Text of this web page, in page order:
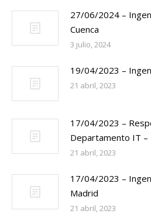
27/06/2024 –
Cuenca
3 julio, 2024
19/04/2023 –
21 abril, 2023
17/04/2023 –
Departamento IT –
21 abril, 2023
17/04/2023 –
Madrid
21 abril, 2023